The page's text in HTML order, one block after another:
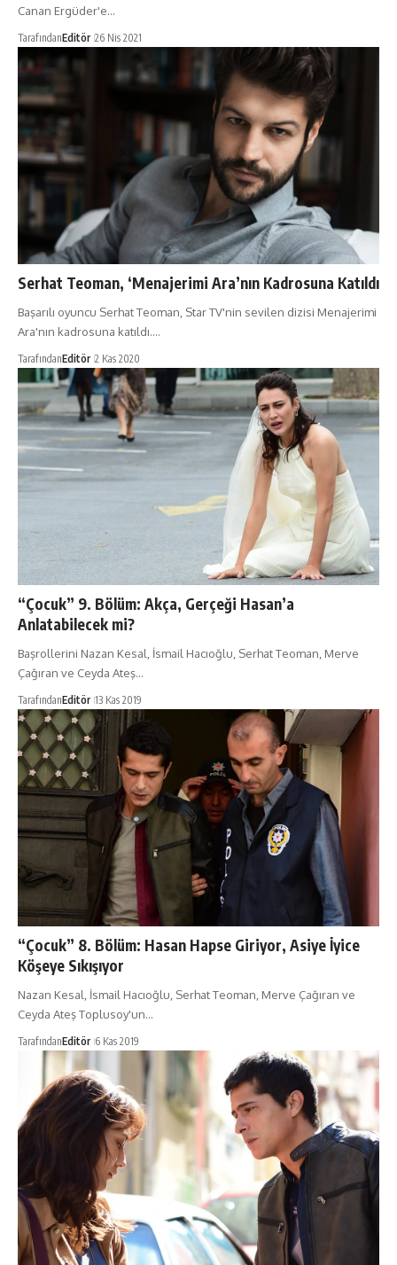
Canan Ergüder'e…
TarafındanEditör 26 Nis 2021
Serhat Teoman, ‘Menajerimi Ara’nın Kadrosuna Katıldı
Başarılı oyuncu Serhat Teoman, Star TV'nin sevilen dizisi Menajerimi
Ara'nın kadrosuna katıldı.…
TarafındanEditör 2 Kas 2020
“Çocuk” 9. Bölüm: Akça, Gerçeği Hasan’a
Anlatabilecek mi?
Başrollerini Nazan Kesal, İsmail Hacıoğlu, Serhat Teoman, Merve
Çağıran ve Ceyda Ateş…
TarafındanEditör 13 Kas 2019
“Çocuk” 8. Bölüm: Hasan Hapse Giriyor, Asiye İyice
Köşeye Sıkışıyor
Nazan Kesal, İsmail Hacıoğlu, Serhat Teoman, Merve Çağıran ve
Ceyda Ateş Toplusoy'un…
TarafındanEditör 6 Kas 2019